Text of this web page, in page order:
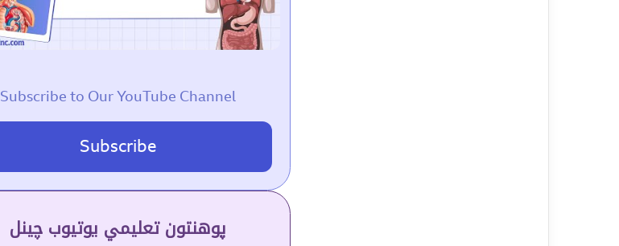
Subscribe to Our YouTube Channel
Subscribe
پوهنتون تعلیمي یوتیوب چینل